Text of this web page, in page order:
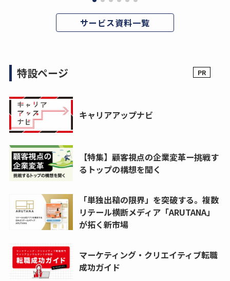
サービス資料一覧
特設ページ
キャリアアップナビ
【特集】顧客視点の企業変革ー挑戦す
るトップの構想を聞く
「単独出稿の限界」を突破する。複数
リテール横断メディア「ARUTANA」
が拓く新市場
マーケティング・クリエイティブ転職
成功ガイド